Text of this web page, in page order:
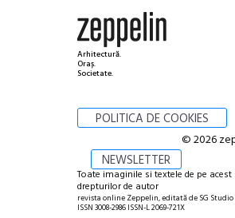
Arhitectură.
Oraș.
Societate.
POLITICA DE COOKIES
NEWSLETTER
© 2026
Toate imaginile si textele de pe
drepturilor de autor
revista online Zeppelin, editată de SG
ISSN 3008-2986 ISSN-L 2069-721X